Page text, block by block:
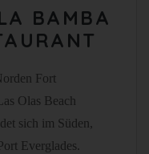
BAMBA
Fort
Olas Beach
sich im Süden,
Everglades.